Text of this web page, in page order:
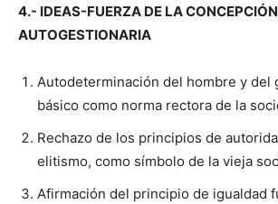
4.- IDEAS-FUERZA DE LA CONCEPCIÓN
AUTOGESTIONARIA
Autodeterminación del hombre y del
básico como norma rectora de la
Rechazo de los principios de
elitismo, como símbolo de la vieja
Afirmación del principio de igualdad